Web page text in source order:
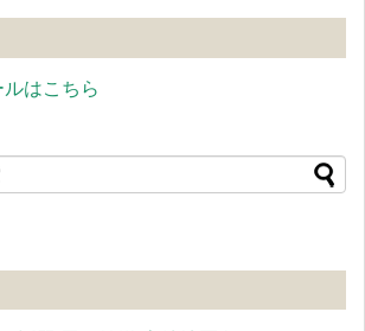
はこちら